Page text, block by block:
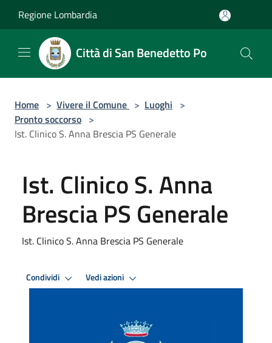
Regione Lombardia
Città di San Benedetto Po
Home > Vivere il Comune > Luoghi >
Pronto soccorso >
Ist. Clinico S. Anna Brescia PS Generale
Ist. Clinico S. Anna
Brescia PS Generale
Ist. Clinico S. Anna Brescia PS Generale
Condividi Vedi azioni